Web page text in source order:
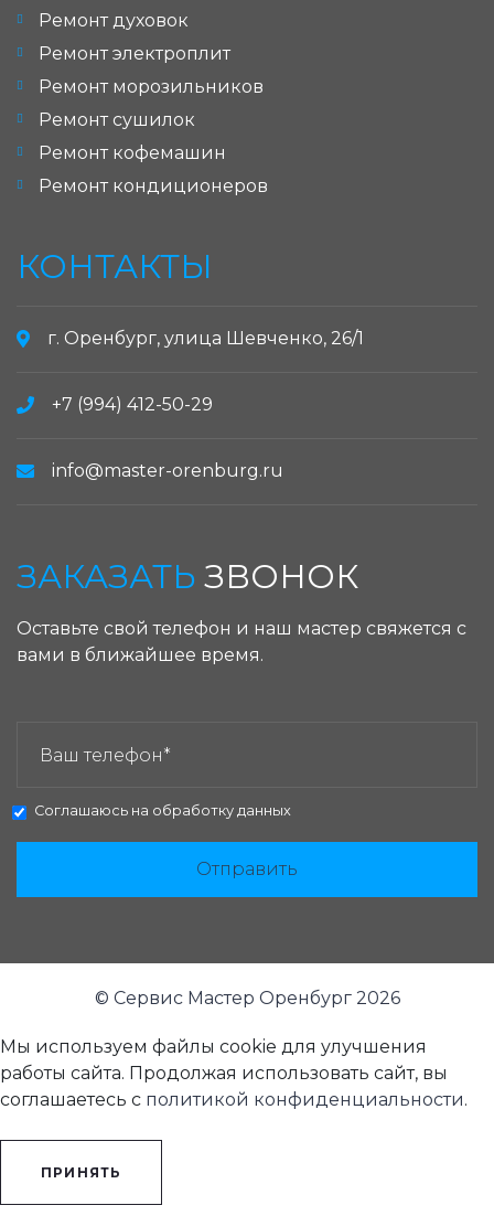
Ремонт духовок
Ремонт электроплит
Ремонт морозильников
Ремонт сушилок
Ремонт кофемашин
Ремонт кондиционеров
КОНТАКТЫ
г. Оренбург, улица Шевченко, 26/1
+7 (994) 412-50-29
info@master-orenburg.ru
ЗАКАЗАТЬ ЗВОНОК
Оставьте свой телефон и наш мастер свяжется с
вами в ближайшее время.
Соглашаюсь на обработку данных
Отправить
© Сервис Мастер Оренбург 2026
Мы используем файлы cookie для улучшения
работы сайта. Продолжая использовать сайт, вы
соглашаетесь с политикой конфиденциальности.
ПРИНЯТЬ